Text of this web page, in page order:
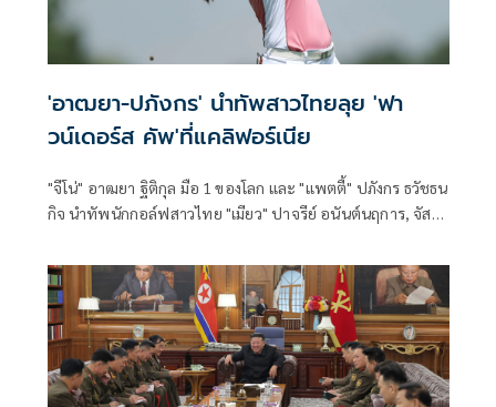
'อาฒยา-ปภังกร' นำทัพสาวไทยลุย 'ฟา
วน์เดอร์ส คัพ'ที่แคลิฟอร์เนีย
"จีโน่" อาฒยา ฐิติกุล มือ 1 ของโลก และ "แพตตี้" ปภังกร ธวัชธน
กิจ นำทัพนักกอล์ฟสาวไทย "เมียว" ปาจรีย์ อนันต์นฤการ, จัส
กาล, "แหวน" พรอนงค์ เพชรล้ำ และ "ฮัท" สุวิชยา วินิจฉัยธรรม
ร่วมประชันฝีมือไล่ล่าแชมป์รายการ “ฟอร์ติเน็ต ฟาวน์เดอร์ส
คัพ” ที่รัฐแคลิฟอร์เนีย ประเทศสหรัฐอเมริกา สัปดาห์นี้ ชิงเงิน
รางวัลรวมกว่า 97.4 ล้านบาท ดวลกับยอดโปรระดับโลกอีก
มากมาย